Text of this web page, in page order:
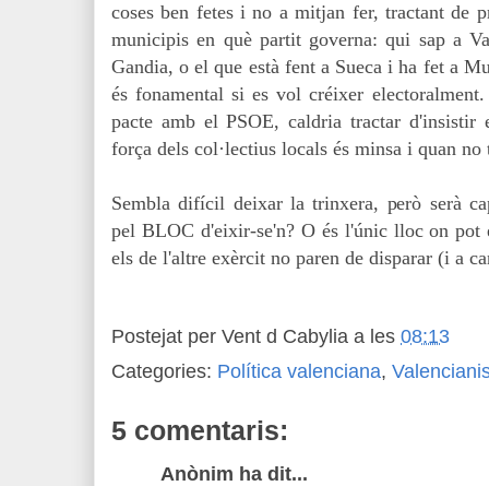
coses ben fetes i no a mitjan fer, tractant de
municipis en què partit governa: qui sap a
Gandia, o el que està fent a Sueca i ha fet a
és fonamental si es vol créixer
pacte amb el PSOE, caldria tractar d'insistir
força dels col·lectius locals és minsa i quan
Sembla difícil deixar la trinxera, però serà
pel BLOC d'eixir-se'n? O és l'únic lloc on pot
els de l'altre exèrcit no paren de disparar (i a
Postejat per Vent d Cabylia a les 08:13
Categories: Política valenciana,
5 comentaris:
Anònim ha dit...